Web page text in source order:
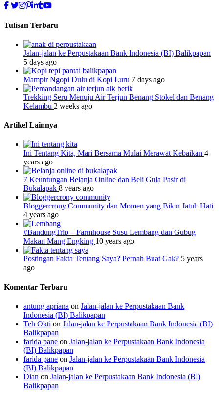
Tulisan Terbaru
Jalan-jalan ke Perpustakaan Bank Indonesia (BI) Balikpapan
5 days ago
Mampir Ngopi Dulu di Kopi Luru 7 days ago
Trekking Seru Menuju Air Terjun Benang Stokel dan Benang
Kelambu 2 weeks ago
Artikel Lainnya
Ini Tentang Kita, Mari Bersama Mulai Merawat Kebaikan 4
years ago
7 Keuntungan Belanja Online dan Beli Gula Pasir di
Bukalapak 8 years ago
Bloggercrony Community dan Momen yang Bikin Jatuh Hati
4 years ago
#BandungTrip – Farmhouse Susu Lembang dan Gubug
Makan Mang Engking 10 years ago
Postingan Fakta Tentang Saya? Pernah Buat Gak? 5 years
ago
Komentar Terbaru
antung apriana on Jalan-jalan ke Perpustakaan Bank
Indonesia (BI) Balikpapan
Teh Okti on Jalan-jalan ke Perpustakaan Bank Indonesia (BI)
Balikpapan
farida pane on Jalan-jalan ke Perpustakaan Bank Indonesia
(BI) Balikpapan
farida pane on Jalan-jalan ke Perpustakaan Bank Indonesia
(BI) Balikpapan
Dian on Jalan-jalan ke Perpustakaan Bank Indonesia (BI)
Balikpapan